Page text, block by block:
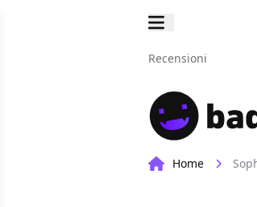
Recensioni
Home